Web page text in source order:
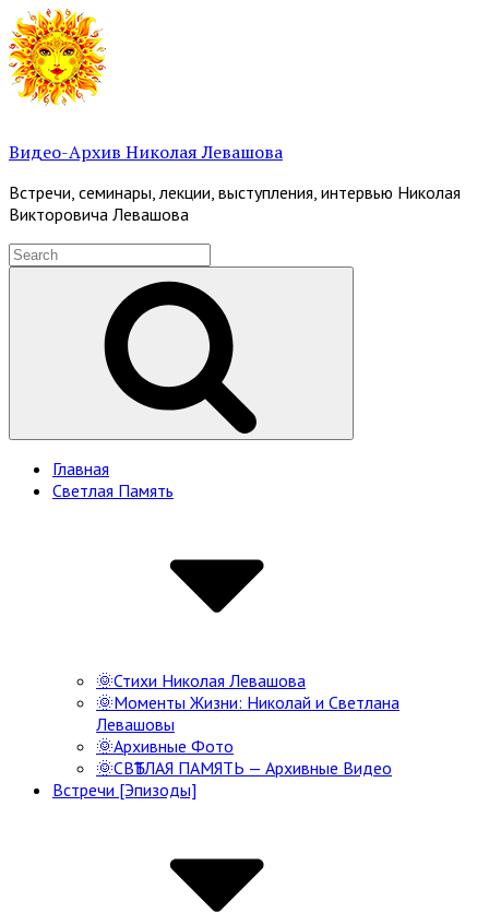
Skip
to
content
Видео-Архив Николая Левашова
Встречи, семинары, лекции, выступления, интервью Николая
Викторовича Левашова
Search
for:
Site
Navigation
Главная
Светлая Память
🌞Стихи Николая Левашова
🌞Моменты Жизни: Николай и Светлана
Левашовы
🌞Архивные Фото
🌞СВѢТЛАЯ ПАМЯТЬ — Архивные Видео
Встречи [Эпизоды]